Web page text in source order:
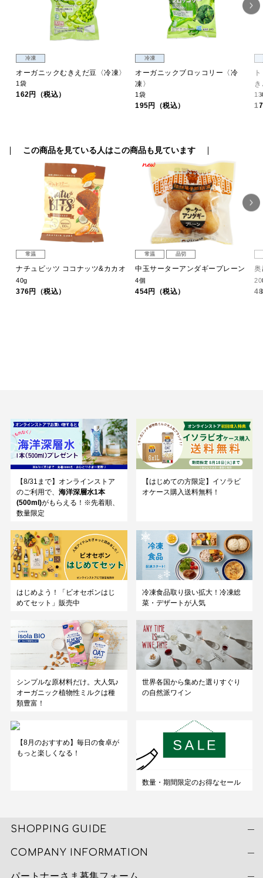
冷凍
オーガニックむきえだ豆〈冷凍〉
1袋
162円（税込）
冷凍
オーガニックブロッコリー〈冷
凍〉
1袋
195円（税込）
この商品を見ている人はこの商品も見ています
常温
ナチュビッツ ココナッツ&カカオ
40g
376円（税込）
常温 品切
中玉サーターアンダギープレーン
4個
454円（税込）
【8/31まで】オンラインストア
のご利用で、 海洋深層水1本
(500ml)がもらえる！※先着順、
数量限定
【はじめての方限定】イソラビ
オケース購入送料無料！
はじめよう！「ビオセボンはじ
めてセット」販売中
冷凍食品取り扱い拡大！冷凍総
菜・デザートが人気
シンプルな原材料だけ。大人気♪
オーガニック植物性ミルクは種
類豊富！
世界各国から集めた選りすぐり
の自然派ワイン
【8月のおすすめ】毎日の食卓が
もっと楽しくなる！
数量・期間限定のお得なセール
SHOPPING GUIDE
COMPANY INFORMATION
パートナーさま募集フォーム